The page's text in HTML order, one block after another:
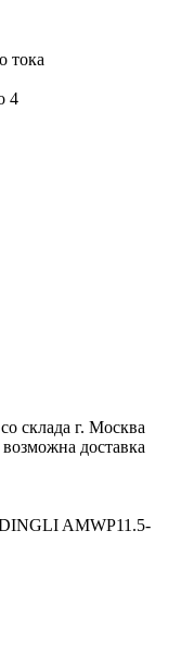
тока
4
склада г. Москва
доставка
AMWP11.5-